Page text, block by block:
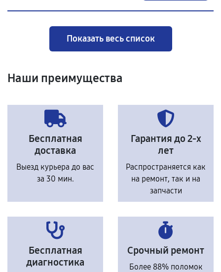
Показать весь список
Наши преимущества
Бесплатная
доставка
Выезд курьера до вас
за 30 мин.
Гарантия до 2-х
лет
Распространяется как
на ремонт, так и на
запчасти
Бесплатная
диагностика
Срочный ремонт
Более 88% поломок